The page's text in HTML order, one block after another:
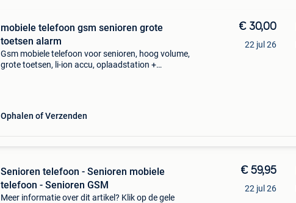
mobiele telefoon gsm senioren grote
toetsen alarm
Gsm mobiele telefoon voor senioren, hoog volume,
grote toetsen, li-ion accu, oplaadstation +
Ophalen of Verzenden
€ 30,00
22 jul 26
Senioren telefoon - Senioren mobiele
telefoon - Senioren GSM
Meer informatie over dit artikel? Klik op de gele
€ 59,95
22 jul 26